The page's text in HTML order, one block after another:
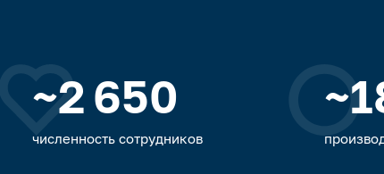
~2 650
численность сотрудников